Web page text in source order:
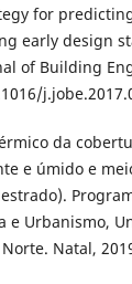
for
early design
of Building
da
e úmido e
e Urbanismo,
Natal,